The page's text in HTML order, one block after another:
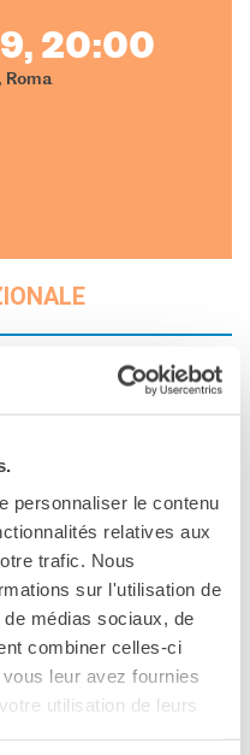
personnaliser le contenu
relatives aux
trafic. Nous
sur l'utilisation de
médias sociaux, de
combiner celles-ci
leur avez fournies
utilisation de leurs
20:00
Roma
influenze africane,
violoncelli e tromboni.
a Roma,
forze francesi, di
che ha lottato per